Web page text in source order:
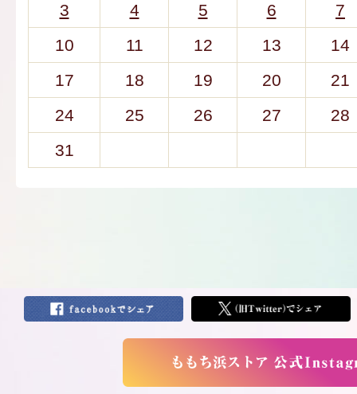
3 4 5 6
7
10
11 12 13
14
17
18 19 20
21
24
25 26 27
28
31